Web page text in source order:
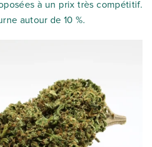
à un prix très compétitif.
autour de 10 %.